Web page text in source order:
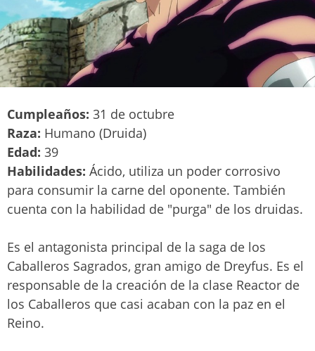
Cumpleaños: 31 de octubre
Raza: Humano (Druida)
Edad: 39
Habilidades: Ácido, utiliza un poder corrosivo
para consumir la carne del oponente. También
cuenta con la habilidad de "purga" de los druidas.
Es el antagonista principal de la saga de los
Caballeros Sagrados, gran amigo de Dreyfus. Es el
responsable de la creación de la clase Reactor de
los Caballeros que casi acaban con la paz en el
Reino.